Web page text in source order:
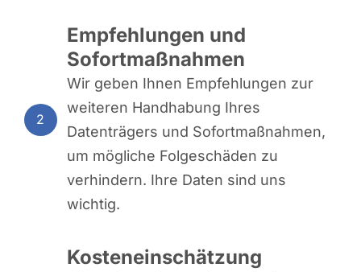
2
Empfehlungen und
Sofortmaßnahmen
Wir geben Ihnen Empfehlungen zur
weiteren Handhabung Ihres
Datenträgers und Sofortmaßnahmen,
um mögliche Folgeschäden zu
verhindern. Ihre Daten sind uns
wichtig.
Kosteneinschätzung